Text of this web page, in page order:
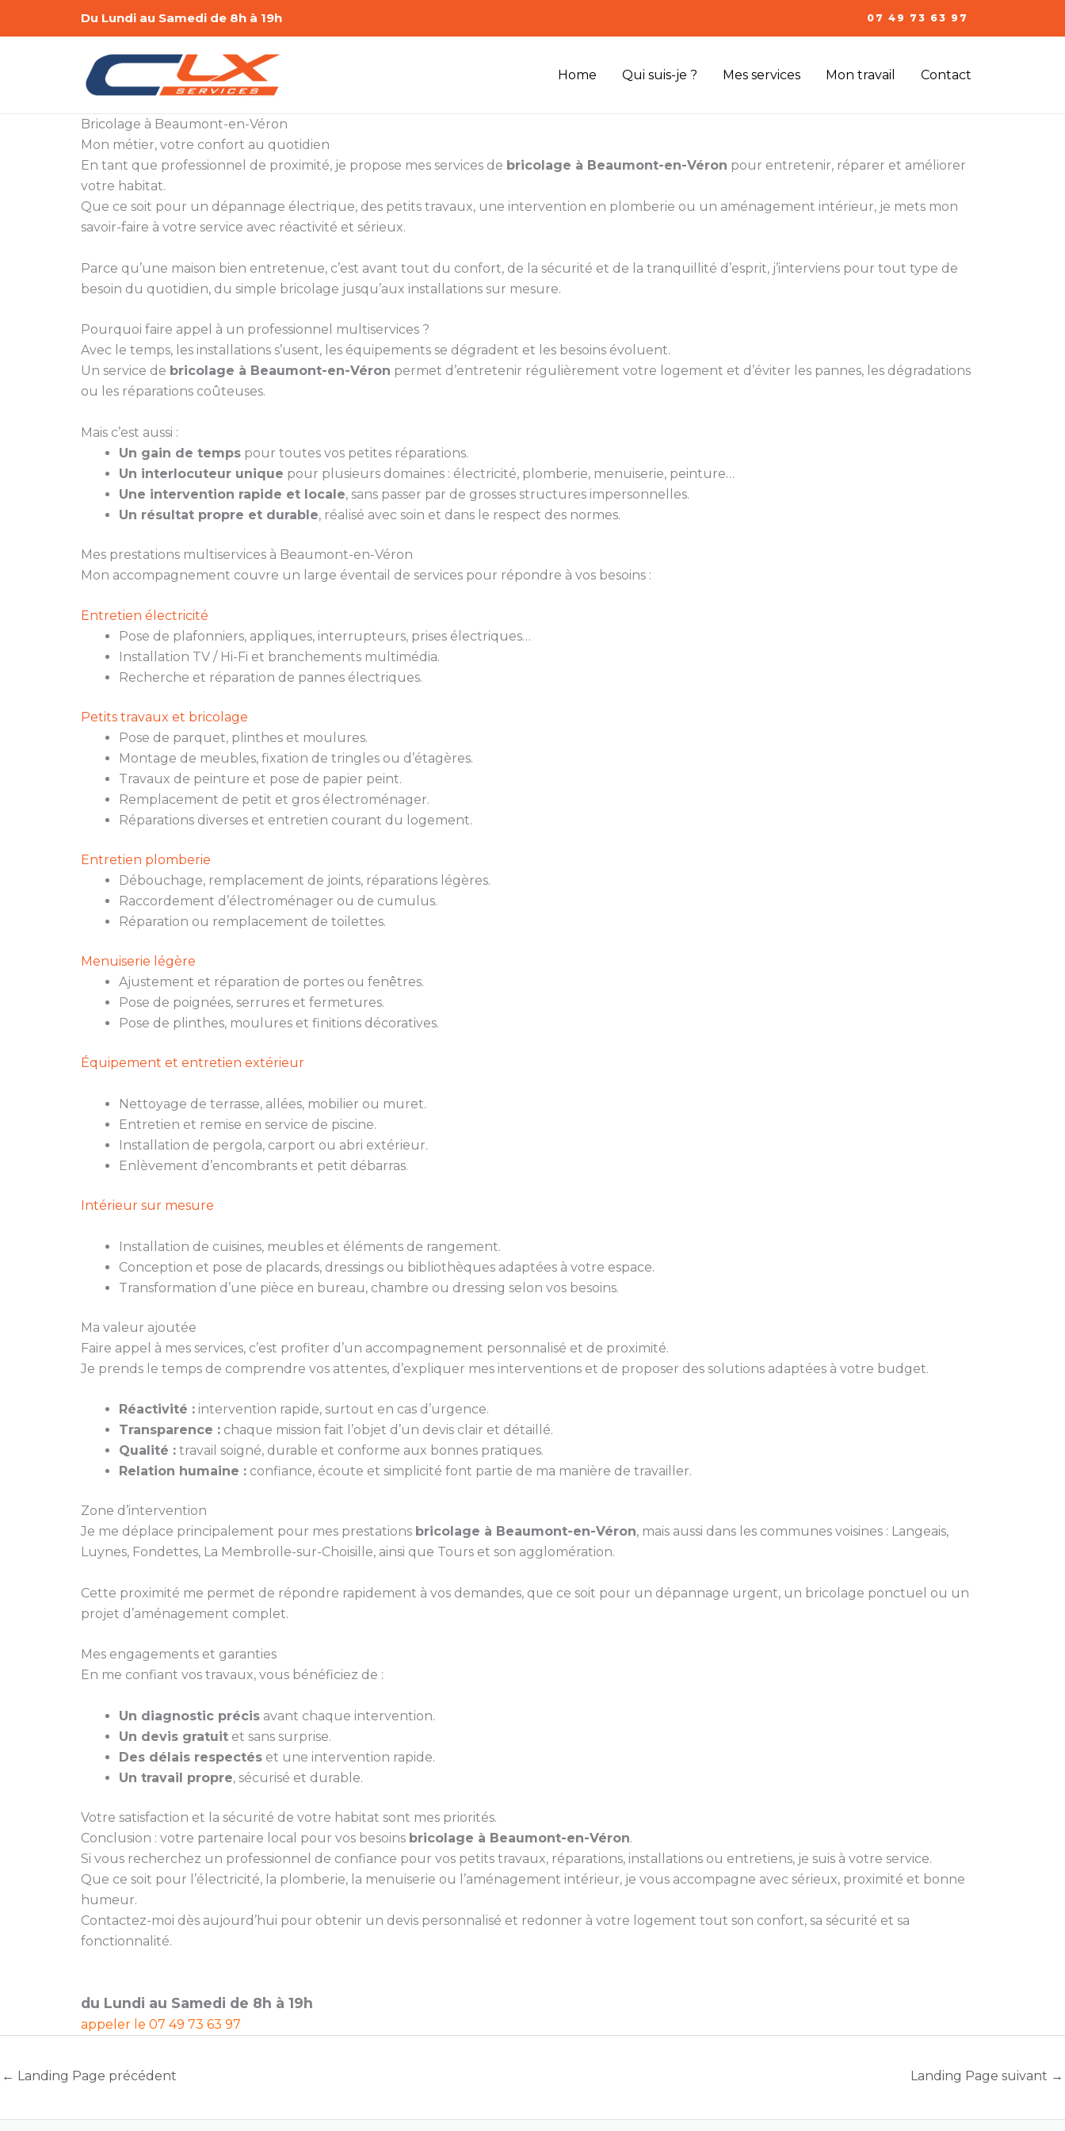
Du Lundi au Samedi de 8h à 19h 07 49 73 63 97
Home Qui suis-je ? Mes services Mon travail Contact
Bricolage à Beaumont-en-Véron
Mon métier, votre confort au quotidien
En tant que professionnel de proximité, je propose mes services de bricolage à Beaumont-en-Véron pour entretenir, réparer et améliorer
votre habitat.
Que ce soit pour un dépannage électrique, des petits travaux, une intervention en plomberie ou un aménagement intérieur, je mets mon
savoir-faire à votre service avec réactivité et sérieux.
Parce qu’une maison bien entretenue, c’est avant tout du confort, de la sécurité et de la tranquillité d’esprit, j’interviens pour tout type de
besoin du quotidien, du simple bricolage jusqu’aux installations sur mesure.
Pourquoi faire appel à un professionnel multiservices ?
Avec le temps, les installations s’usent, les équipements se dégradent et les besoins évoluent.
Un service de bricolage à Beaumont-en-Véron permet d’entretenir régulièrement votre logement et d’éviter les pannes, les dégradations
ou les réparations coûteuses.
Mais c’est aussi :
Un gain de temps pour toutes vos petites réparations.
Un interlocuteur unique pour plusieurs domaines : électricité, plomberie, menuiserie, peinture…
Une intervention rapide et locale, sans passer par de grosses structures impersonnelles.
Un résultat propre et durable, réalisé avec soin et dans le respect des normes.
Mes prestations multiservices à Beaumont-en-Véron
Mon accompagnement couvre un large éventail de services pour répondre à vos besoins :
Entretien électricité
Pose de plafonniers, appliques, interrupteurs, prises électriques…
Installation TV / Hi-Fi et branchements multimédia.
Recherche et réparation de pannes électriques.
Petits travaux et bricolage
Pose de parquet, plinthes et moulures.
Montage de meubles, fixation de tringles ou d’étagères.
Travaux de peinture et pose de papier peint.
Remplacement de petit et gros électroménager.
Réparations diverses et entretien courant du logement.
Entretien plomberie
Débouchage, remplacement de joints, réparations légères.
Raccordement d’électroménager ou de cumulus.
Réparation ou remplacement de toilettes.
Menuiserie légère
Ajustement et réparation de portes ou fenêtres.
Pose de poignées, serrures et fermetures.
Pose de plinthes, moulures et finitions décoratives.
Équipement et entretien extérieur
Nettoyage de terrasse, allées, mobilier ou muret.
Entretien et remise en service de piscine.
Installation de pergola, carport ou abri extérieur.
Enlèvement d’encombrants et petit débarras.
Intérieur sur mesure
Installation de cuisines, meubles et éléments de rangement.
Conception et pose de placards, dressings ou bibliothèques adaptées à votre espace.
Transformation d’une pièce en bureau, chambre ou dressing selon vos besoins.
Ma valeur ajoutée
Faire appel à mes services, c’est profiter d’un accompagnement personnalisé et de proximité.
Je prends le temps de comprendre vos attentes, d’expliquer mes interventions et de proposer des solutions adaptées à votre budget.
Réactivité : intervention rapide, surtout en cas d’urgence.
Transparence : chaque mission fait l’objet d’un devis clair et détaillé.
Qualité : travail soigné, durable et conforme aux bonnes pratiques.
Relation humaine : confiance, écoute et simplicité font partie de ma manière de travailler.
Zone d’intervention
Je me déplace principalement pour mes prestations bricolage à Beaumont-en-Véron, mais aussi dans les communes voisines : Langeais,
Luynes, Fondettes, La Membrolle-sur-Choisille, ainsi que Tours et son agglomération.
Cette proximité me permet de répondre rapidement à vos demandes, que ce soit pour un dépannage urgent, un bricolage ponctuel ou un
projet d’aménagement complet.
Mes engagements et garanties
En me confiant vos travaux, vous bénéficiez de :
Un diagnostic précis avant chaque intervention.
Un devis gratuit et sans surprise.
Des délais respectés et une intervention rapide.
Un travail propre, sécurisé et durable.
Votre satisfaction et la sécurité de votre habitat sont mes priorités.
Conclusion : votre partenaire local pour vos besoins bricolage à Beaumont-en-Véron.
Si vous recherchez un professionnel de confiance pour vos petits travaux, réparations, installations ou entretiens, je suis à votre service.
Que ce soit pour l’électricité, la plomberie, la menuiserie ou l’aménagement intérieur, je vous accompagne avec sérieux, proximité et bonne
humeur.
Contactez-moi dès aujourd’hui pour obtenir un devis personnalisé et redonner à votre logement tout son confort, sa sécurité et sa
fonctionnalité.
du Lundi au Samedi de 8h à 19h
appeler le 07 49 73 63 97
← Landing Page précédent Landing Page suivant →